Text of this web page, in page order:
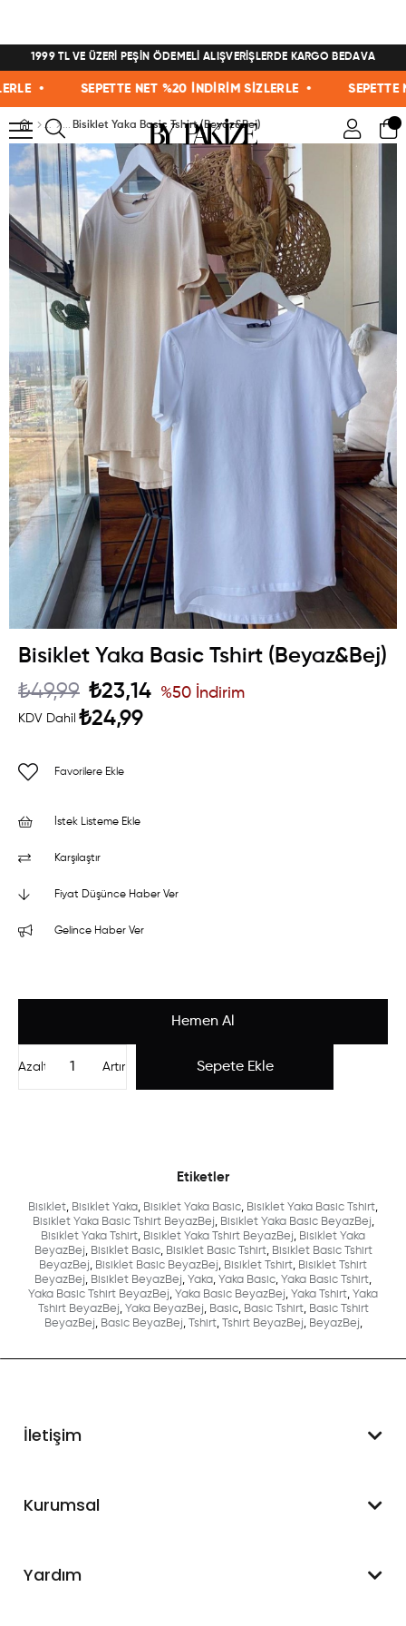
1999 TL VE ÜZERİ PEŞİN ÖDEMELİ ALIŞVERİŞLERDE KARGO BEDAVA
• SEPETTE NET %20 İNDİRİM SİZLERLE • SEPETTE
Bisiklet Yaka Basic Tshirt (Beyaz&Bej)
Bisiklet Yaka Basic Tshirt (Beyaz&Bej)
₺49,99 ₺23,14
KDV Dahil ₺24,99
%50 İndirim
Favorilere Ekle
İstek Listeme Ekle
Karşılaştır
Fiyat Düşünce Haber Ver
Gelince Haber Ver
Artır
Azalt
Etiketler
Bisiklet, Bisiklet Yaka, Bisiklet Yaka Basic, Bisiklet Yaka Basic Tshirt,
Bisiklet Yaka Basic Tshirt BeyazBej, Bisiklet Yaka Basic BeyazBej,
Bisiklet Yaka Tshirt, Bisiklet Yaka Tshirt BeyazBej, Bisiklet Yaka
BeyazBej, Bisiklet Basic, Bisiklet Basic Tshirt, Bisiklet Basic Tshirt
BeyazBej, Bisiklet Basic BeyazBej, Bisiklet Tshirt, Bisiklet Tshirt
BeyazBej, Bisiklet BeyazBej, Yaka, Yaka Basic, Yaka Basic Tshirt,
Yaka Basic Tshirt BeyazBej, Yaka Basic BeyazBej, Yaka Tshirt, Yaka
Tshirt BeyazBej, Yaka BeyazBej, Basic, Basic Tshirt, Basic Tshirt
BeyazBej, Basic BeyazBej, Tshirt, Tshirt BeyazBej, BeyazBej,
İletişim
WhatsApp Destek
Kurumsal
Hakkımızda
Yardım